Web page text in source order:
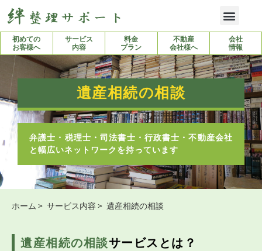
初めての
お客様へ
サービス
内容
料金
プラン
不動産
会社様へ
会社
情報
遺産相続の相談
弁護士・税理士・司法書士・行政書士・不動産会社
と幅広いネットワークを持っています
ホーム サービス内容 遺産相続の相談
遺産相続の相談​サービスとは？